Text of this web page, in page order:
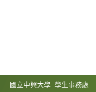
國立中興大學 學生事務處